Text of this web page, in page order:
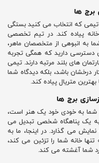
برج ها
تیمی که انتخاب می کنید بستگی
خانه پیاده کند. در تیم تخصصی
به انبوهی از متخصصان ماهر،
دسترسی دارید که همگی تجربه
های بلند مرتبه دارند. تیمی
درخشان باشد، بلکه دیدگاه شما
متریال پیاده کند.
برج ها
شما به خودی خود یک هنر است،
یک پناهگاه شخصی تبدیل می
می گذارد. در اینجا، ما به
خانه شما را تزئین می کند،
شما آغشته می کند.